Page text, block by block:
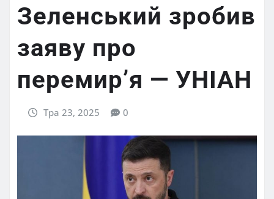
Зеленський зробив
заяву про
перемир’я — УНІАН
Тра 23, 2025 0